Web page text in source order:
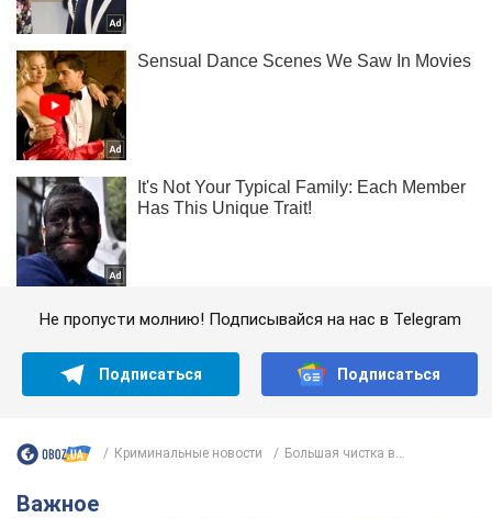
Не пропусти молнию! Подписывайся на нас в Telegram
Подписаться Подписаться
Криминальные новости Большая чистка в...
Важное